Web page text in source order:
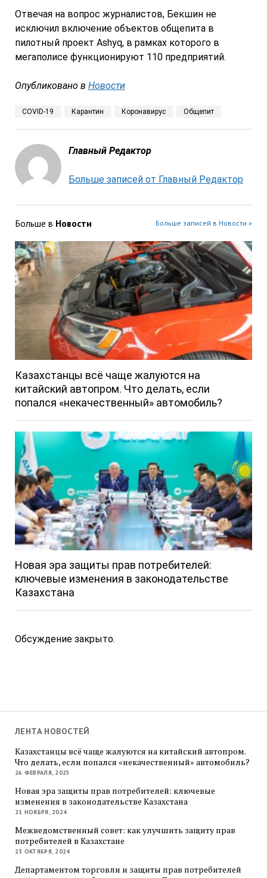
Отвечая на вопрос журналистов, Бекшин не
исключил включение объектов общепита в
пилотный проект Ashyq, в рамках которого в
мегаполисе функционируют 110 предприятий.
Опубликовано в Новости
COVID-19 Карантин Коронавирус Общепит
Главный Редактор
Больше записей от Главный Редактор
Больше в Новости Больше записей в Новости »
Казахстанцы всё чаще жалуются на
китайский автопром. Что делать, если
попался «некачественный» автомобиль?
Новая эра защиты прав потребителей:
ключевые изменения в законодательстве
Казахстана
Обсуждение закрыто.
ЛЕНТА НОВОСТЕЙ
Казахстанцы всё чаще жалуются на китайский автопром.
Что делать, если попался «некачественный» автомобиль?
26 ФЕВРАЛЯ, 2025
Новая эра защиты прав потребителей: ключевые
изменения в законодательстве Казахстана
21 НОЯБРЯ, 2024
Межведомственный совет: как улучшить защиту прав
потребителей в Казахстане
23 ОКТЯБРЯ, 2024
Департаментом торговли и защиты прав потребителей